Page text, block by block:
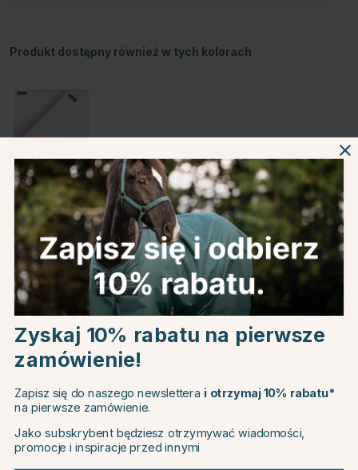
Produkt dostępny również w tych kolorach
Biały
Informacje o produkcie
O producencie
Recenzje
Powiązane produkty
20
Choose country
EU
CHANGE COUNTRY
Zyskaj 10% rabatu na pierwsze
zamówienie!
Zapisz się do naszego newslettera i otrzymaj 10% rabatu*
na pierwsze zamówienie.
Jako subskrybent będziesz otrzymywać wiadomości,
promocje i inspiracje przed innymi